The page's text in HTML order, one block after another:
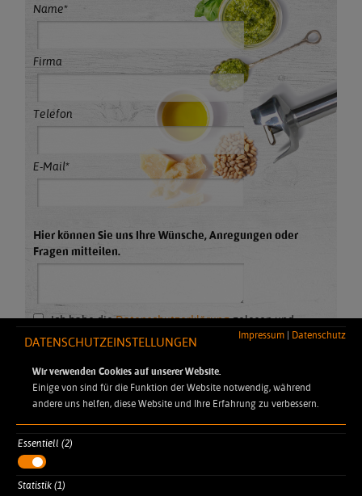
Impressum | Datenschutz
DATENSCHUTZEINSTELLUNGEN
Wir verwenden Cookies auf unserer Website.
Einige von sind für die Funktion der Website notwendig, während
andere uns helfen, diese Website und Ihre Erfahrung zu verbessern.
Essentiell (2)
Statistik (1)
Name*
Firma
Telefon
E-Mail*
Hier können Sie uns Ihre Wünsche, Anregungen oder
Fragen mitteilen.
Ich habe dieDatenschutzerklärunggelesen und
akzeptiert.*
Absenden
DYNAMIC PROFESSIONAL